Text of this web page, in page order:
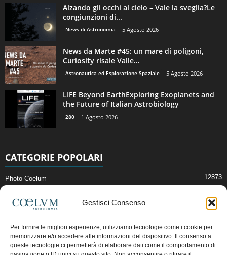
Gestisci Consenso
Per fornire le migliori esperienze, utilizziamo tecnologie come i cookie per
memorizzare e/o accedere alle informazioni del dispositivo. Il consenso a
queste tecnologie ci permetterà di elaborare dati come il comportamento di
Alzando gli occhi al cielo – Vale la sveglia?Le
congiunzioni di...
News di Astronomia 5 Agosto 2026
News da Marte #45: un mare di poligoni,
Curiosity risale Valle...
Astronautica ed Esplorazione Spaziale 5 Agosto 2026
LIFE Beyond EarthExploring Exoplanets and
the Future of Italian Astrobiology
280 1 Agosto 2026
CATEGORIE POPOLARI
Photo-Coelum 12873
News di Astronomia 2408
Cielo del Mese
Astronomia, Astrofisica e Cosmologia